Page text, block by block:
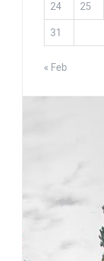
24 25
31
« Feb